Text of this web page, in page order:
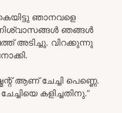
ഞാനവളെ
നിശ്വാസങ്ങൾ ഞങ്ങൾ
അടിച്ചു. വിറക്കുന്നു
ആണ് ചേച്ചി പെണ്ണെ.
കളിച്ചതിനു.”